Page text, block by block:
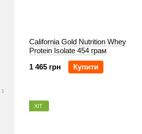
California Gold Nutrition Whey
Protein Isolate 454 грам
1 465 грн
Купити
ХІТ
1